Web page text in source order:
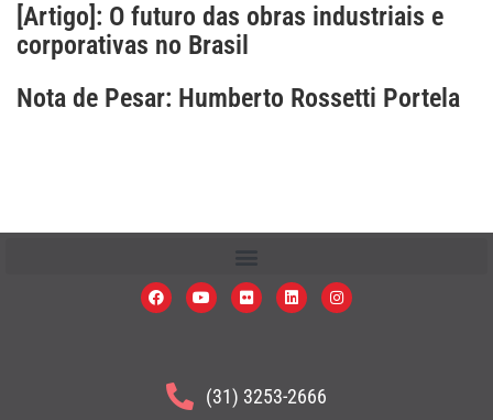
[Artigo]: O futuro das obras industriais e
corporativas no Brasil
Nota de Pesar: Humberto Rossetti Portela
(31) 3253-2666